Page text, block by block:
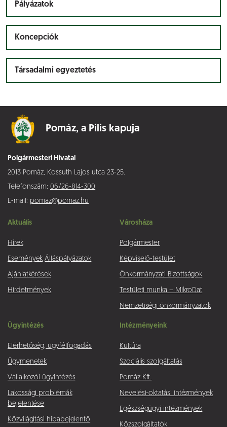
Pályázatok
Koncepciók
Társadalmi egyeztetés
Pomáz, a Pilis kapuja
Polgármesteri Hivatal
2013 Pomáz, Kossuth Lajos utca 23-25.
Telefonszám: 06/26-814-300
E-mail: pomaz@pomaz.hu
Aktuális
Hírek
Események Álláspályázatok
Ajánlatkérések
Hirdetmények
Városháza
Polgármester
Képviselő-testület
Önkormányzati Bizottságok
Testületi munka – MikroDat
Nemzetiségi önkormányzatok
Ügyintézés
Elérhetőség, ügyfélfogadás
Ügymenetek
Vállalkozói ügyintézés
Lakossági problémák
bejelentése
Közvilágítási hibabejelentő
Intézményeink
Kultúra
Szociális szolgáltatás
Pomáz Kft.
Nevelési-oktatási intézmények
Egészségügyi intézmények
Közszolgáltatók